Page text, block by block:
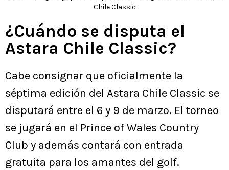
Chile Classic
¿Cuándo se disputa el
Astara Chile Classic?
Cabe consignar que oficialmente la
séptima edición del Astara Chile Classic se
disputará entre el 6 y 9 de marzo. El torneo
se jugará en el Prince of Wales Country
Club y además contará con entrada
gratuita para los amantes del golf.